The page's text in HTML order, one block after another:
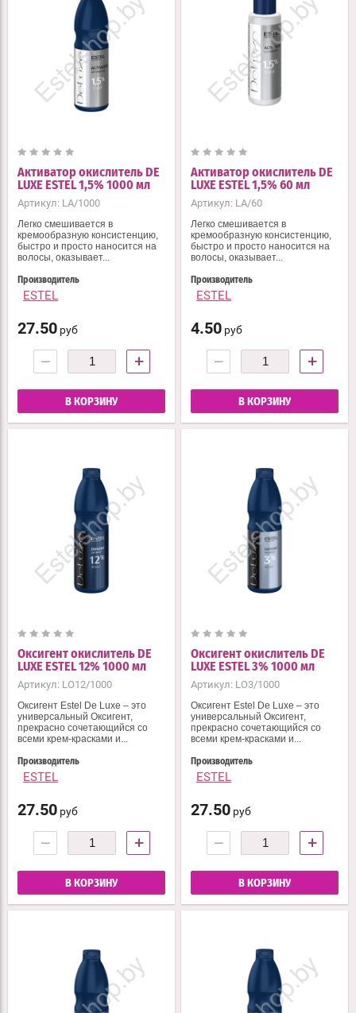
Активатор окислитель DE
LUXE ESTEL 1,5% 1000 мл
Артикул: LA/1000
Легко смешивается в
кремообразную консистенцию,
быстро и просто наносится на
волосы, оказывает...
Производитель
ESTEL
27.50 руб
− +
В КОРЗИНУ
Активатор окислитель DE
LUXE ESTEL 1,5% 60 мл
Артикул: LA/60
Легко смешивается в
кремообразную консистенцию,
быстро и просто наносится на
волосы, оказывает...
Производитель
ESTEL
4.50 руб
− +
В КОРЗИНУ
Оксигент окислитель DE
LUXE ESTEL 12% 1000 мл
Артикул: LO12/1000
Оксигент Estel De Luxe – это
универсальный Оксигент,
прекрасно сочетающийся со
всеми крем-красками и...
Производитель
ESTEL
27.50 руб
− +
В КОРЗИНУ
Оксигент окислитель DE
LUXE ESTEL 3% 1000 мл
Артикул: LO3/1000
Оксигент Estel De Luxe – это
универсальный Оксигент,
прекрасно сочетающийся со
всеми крем-красками и...
Производитель
ESTEL
27.50 руб
− +
В КОРЗИНУ